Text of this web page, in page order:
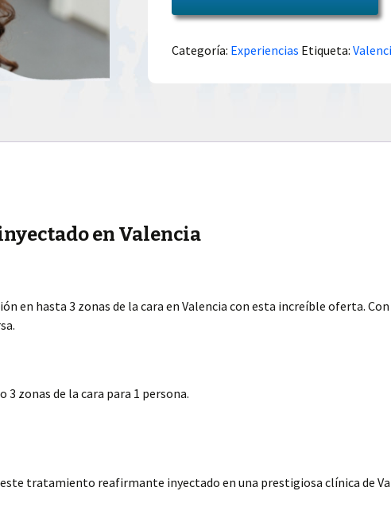
150.00€.79.00€.
Categoría: Experiencias Etiqueta:
en Valencia
hasta 3 zonas de la cara en Valencia con esta increíble oferta. Con
zonas de la cara para 1 persona.
tratamiento reafirmante inyectado en una prestigiosa clínica de